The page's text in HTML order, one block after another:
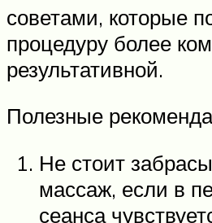
советами, которые
процедуру более
результативной.
Полезные
Не стоит
массаж, если в
сеанса